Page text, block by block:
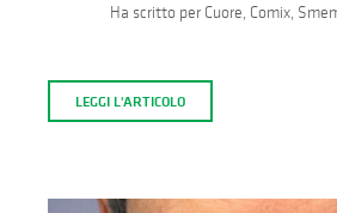
Ha scritto per Cuore, Comix,
LEGGI L'ARTICOLO